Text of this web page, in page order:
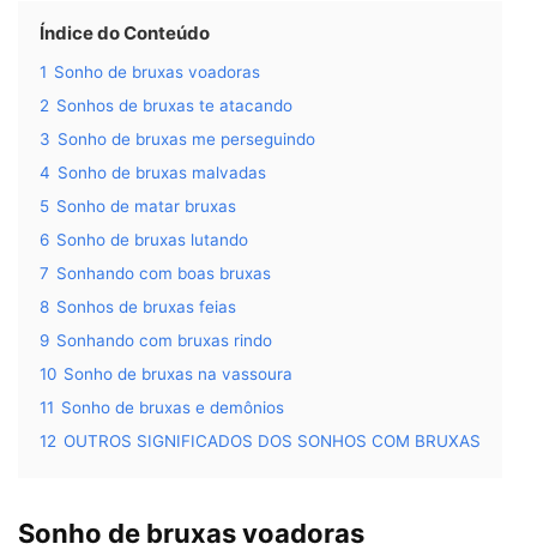
Índice do Conteúdo
1 Sonho de bruxas voadoras
2 Sonhos de bruxas te atacando
3 Sonho de bruxas me perseguindo
4 Sonho de bruxas malvadas
5 Sonho de matar bruxas
6 Sonho de bruxas lutando
7 Sonhando com boas bruxas
8 Sonhos de bruxas feias
9 Sonhando com bruxas rindo
10 Sonho de bruxas na vassoura
11 Sonho de bruxas e demônios
12 OUTROS SIGNIFICADOS DOS SONHOS COM BRUXAS
Sonho de bruxas voadoras